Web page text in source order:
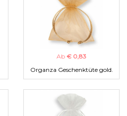
Ab € 0,83
Organza Geschenktüte gold.